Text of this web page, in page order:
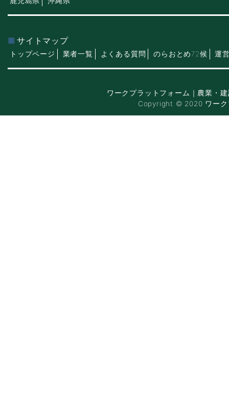
サイトマップ
トップページ 業者一覧 よくある質問 のらおとめ72候 運
ワークプラットフォーム｜農業・
Copyright © 2020 ワーク